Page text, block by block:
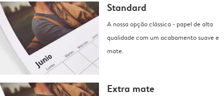
Standard
A nossa opção clássica - papel de alta
qualidade com um acabamento suave e
mate.
Extra mate